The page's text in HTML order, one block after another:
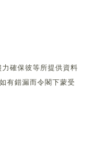
確保彼等所提供資料
有錯漏而令閣下蒙受